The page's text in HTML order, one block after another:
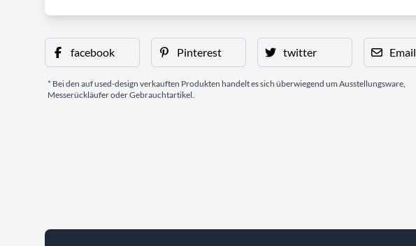
facebook Pinterest twitter Email
* Bei den auf used-design verkauften Produkten handelt es sich überwiegend um Ausstellungsware,
Messerückläufer oder Gebrauchtartikel.